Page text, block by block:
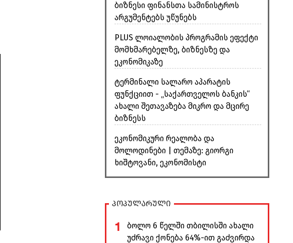
ბიზნესი ფინანსთა სამინისტროს
არგუმენტებს უწუნებს
PLUS ლოიალობის პროგრამის ეფექტი
მომხმარებელზე, ბიზნესზე და
ეკონომიკაზე
ტერმინალი სალარო აპარატის
ფუნქციით - „საქართველოს ბანკის“
ახალი შეთავაზება მიკრო და მცირე
ბიზნესს
ეკონომიკური რეალობა და
მოლოდინები | თემაზე: გიორგი
ხიშტოვანი, ეკონომისტი
პოპულარული
1
ბოლო 6 წელში თბილისში ახალი
უძრავი ქონება 64%-ით გაძვირდა